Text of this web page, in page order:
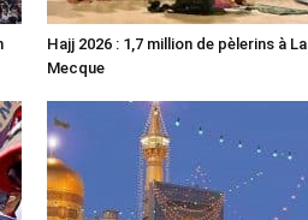
Hajj 2026 : 1,7 million de pèlerins à La
Mecque